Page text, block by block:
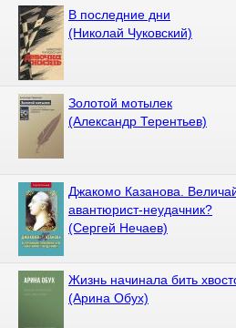
В последние дни
(Николай Чуковский)
Золотой мотылек
(Александр Терентьев)
Джакомо Казанова.
авантюрист-неудачник?
(Сергей Нечаев)
Жизнь начинала бить
(Арина Обух)